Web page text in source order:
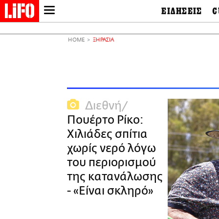
NEWSLETTER
ΑΜΠΑ
PRINT
ΕΙΔΗΣΕΙΣ
TV & Media
Tech &
Science
European Lifo
&
HOME ΞΗΡΑΣΙΑ
Διεθνή
Πουέρτο Ρίκο:
Χιλιάδες σπίτια
χωρίς νερό λόγω
του περιορισμού
της κατανάλωσης
- «Είναι σκληρό»